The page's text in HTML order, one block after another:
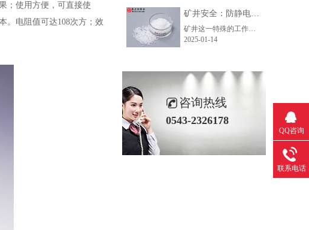
；使用方便，可直接使
。电阻值可达108次方；效
矿井安全：防静电技术在电子设备中的应用
矿井这一特殊的工作环境中，安全始终是一个不可忽视的首要问题。由于矿井通风条件相对较差，瓦斯等易燃气体容易在井内积聚，一旦遇到火源，就可能引发严重的爆炸事故，对矿井工人的生命安全构成巨大威胁，同时也可能给企业带来巨额的财产损失。
2025-01-14
咨询热线
0543-2326178
QQ咨询
联系电话